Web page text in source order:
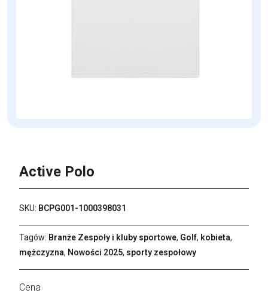
Active Polo
SKU: BCPG001-1000398031
Tagów: Branże Zespoły i kluby sportowe, Golf, kobieta,
mężczyzna, Nowości 2025, sporty zespołowy